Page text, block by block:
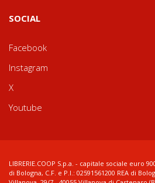
SOCIAL
Facebook
Instagram
X
Youtube
LIBRERIE.COOP S.p.a. - capitale sociale euro
di Bologna, C.F. e P.I.: 02591561200 REA di